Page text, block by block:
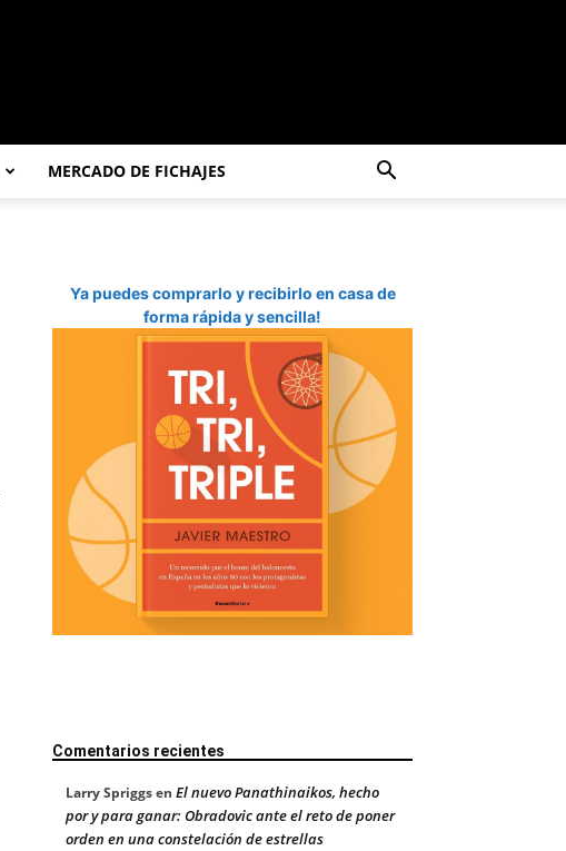
MERCADO DE FICHAJES
Ya puedes comprarlo y recibirlo en casa de
forma rápida y sencilla!
Comentarios recientes
Larry Spriggsen El nuevo Panathinaikos, hecho
por y para ganar: Obradovic ante el reto de poner
orden en una constelación de estrellas